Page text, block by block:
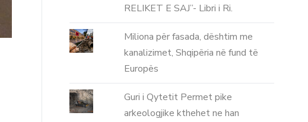
RELIKET E SAJ”- Libri i Ri.
Miliona për fasada, dështim me
kanalizimet, Shqipëria në fund të
Europës
Guri i Qytetit Permet pike
arkeologjike kthehet ne han